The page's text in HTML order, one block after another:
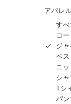
アパレ
すべ
コー
ジャ
ベス
ニッ
シャ
Tシ
パン